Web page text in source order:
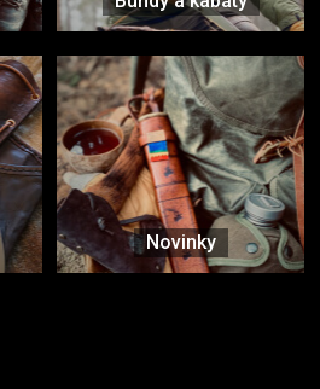
Novinky